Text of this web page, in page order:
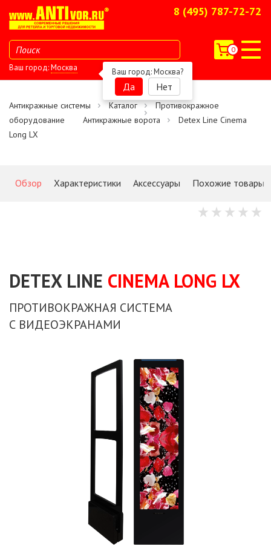
8 (495) 787-72-72
0
Ваш город:Москва Ваш город:Москва?
Да Нет
Антикражные системы Каталог
Противокражное
оборудование
Антикражные ворота
Detex Line Cinema
Long LX
Обзор Характеристики Аксессуары Похожие товары
DETEX LINE CINEMA LONG LX
ПРОТИВОКРАЖНАЯ СИСТЕМА
С ВИДЕОЭКРАНАМИ